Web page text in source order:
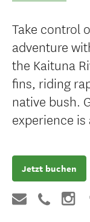
Take control
adventure
the Kaituna
fins, riding
native bush.
experience
Jetzt buchen